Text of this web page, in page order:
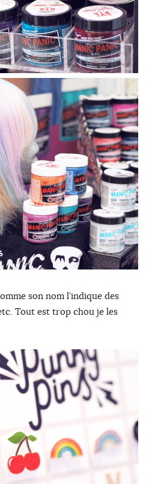
son nom l’indique des
Tout est trop chou je les